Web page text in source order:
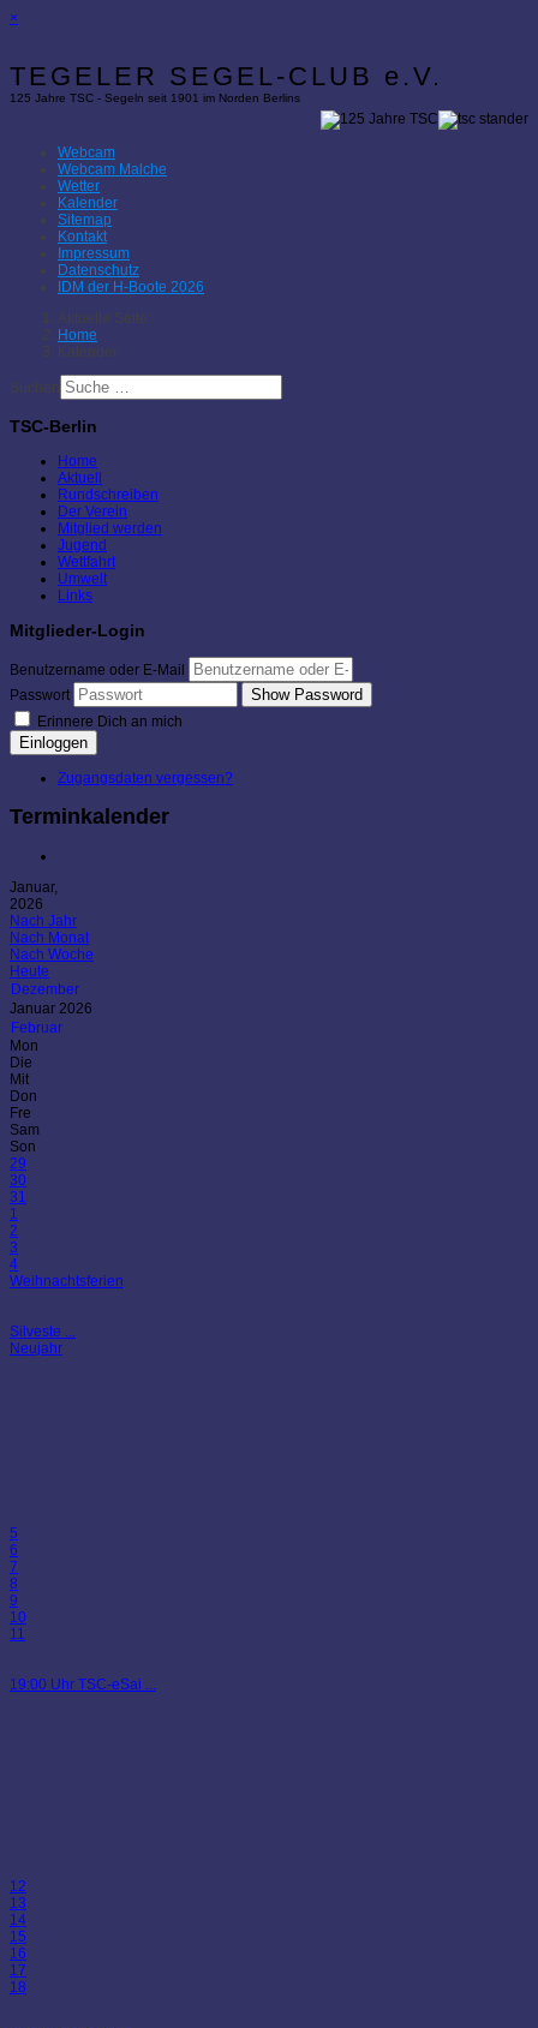
×
TEGELER SEGEL-CLUB e.V.
125 Jahre TSC - Segeln seit 1901 im Norden Berlins
Webcam
Webcam Malche
Wetter
Kalender
Sitemap
Kontakt
Impressum
Datenschutz
IDM der H-Boote 2026
Aktuelle Seite:
Home
Kalender
Suchen
TSC-Berlin
Home
Aktuell
Rundschreiben
Der Verein
Mitglied werden
Jugend
Wettfahrt
Umwelt
Links
Mitglieder-Login
Benutzername oder E-Mail
Passwort
Show Password
Erinnere Dich an mich
Einloggen
Zugangsdaten vergessen?
Terminkalender
Januar,
2026
Nach Jahr
Nach Monat
Nach Woche
Heute
Dezember
Januar 2026
Februar
Mon
Die
Mit
Don
Fre
Sam
Son
29
30
31
1
2
3
4
Weihnachtsferien
Silveste ...
Neujahr
5
6
7
8
9
10
11
19:00 Uhr TSC-eSai ...
12
13
14
15
16
17
18